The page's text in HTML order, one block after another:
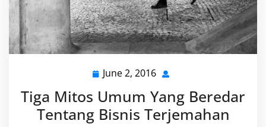
June 2, 2016 June
2016
Tiga Mitos Umum Yang Beredar
Tentang Bisnis Terjemahan